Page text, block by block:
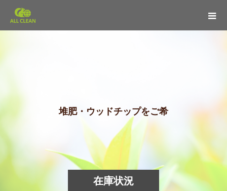
在庫状況
堆肥・ウ ッ ド チップをご希望